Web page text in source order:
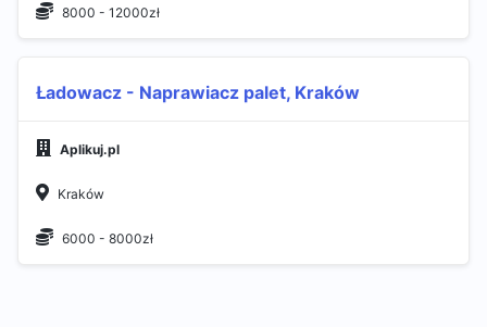
8000 - 12000zł
Ładowacz - Naprawiacz palet, Kraków
Aplikuj.pl
Kraków
6000 - 8000zł